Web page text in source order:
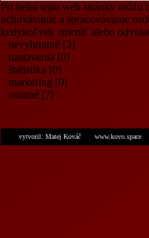
Pri behu tejto web stránky
uchovávanie a spracovávanie
kedykoľvek zmeniť alebo
nevyhnutné [3]
nastavenia [0]
štatistika [0]
marketing [0]
ostatné [?]
vytvoril: Matej Kováč www.kovo.space